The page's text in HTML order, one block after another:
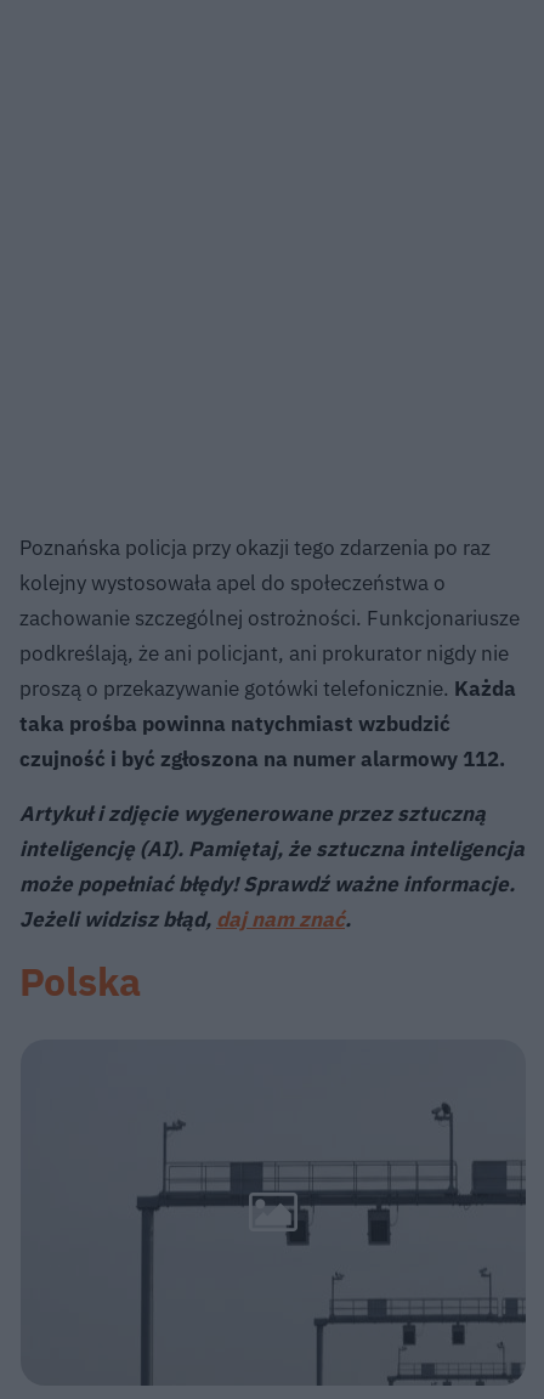
Poznańska policja przy okazji tego zdarzenia po raz
kolejny wystosowała apel do społeczeństwa o
zachowanie szczególnej ostrożności. Funkcjonariusze
podkreślają, że ani policjant, ani prokurator nigdy nie
proszą o przekazywanie gotówki telefonicznie. Każda
taka prośba powinna natychmiast wzbudzić
czujność i być zgłoszona na numer alarmowy 112.
Artykuł i zdjęcie wygenerowane przez sztuczną
inteligencję (AI). Pamiętaj, że sztuczna inteligencja
może popełniać błędy! Sprawdź ważne informacje.
Jeżeli widzisz błąd, daj nam znać.
Polska